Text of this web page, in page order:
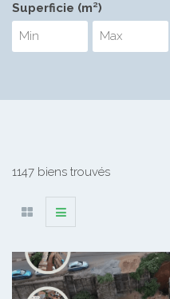
Superficie (m²)
1147 biens trouvés